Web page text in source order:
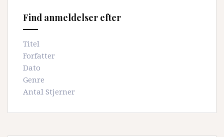
Find anmeldelser efter
Titel
Forfatter
Dato
Genre
Antal Stjerner